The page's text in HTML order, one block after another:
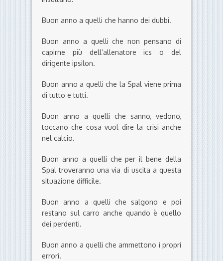
Buon anno a quelli che hanno dei dubbi.
Buon anno a quelli che non pensano di
capirne più dell’allenatore ics o del
dirigente ipsilon.
Buon anno a quelli che la Spal viene prima
di tutto e tutti.
Buon anno a quelli che sanno, vedono,
toccano che cosa vuol dire la crisi anche
nel calcio.
Buon anno a quelli che per il bene della
Spal troveranno una via di uscita a questa
situazione difficile.
Buon anno a quelli che salgono e poi
restano sul carro anche quando è quello
dei perdenti.
Buon anno a quelli che ammettono i propri
errori.